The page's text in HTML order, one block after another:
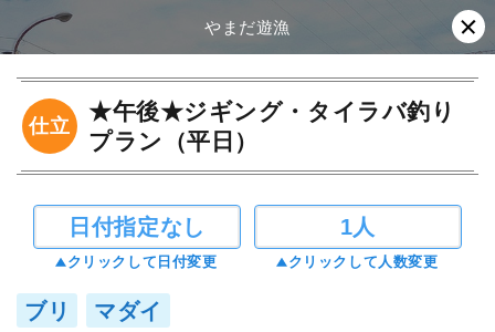
やまだ遊漁
仕立
★午後★ジギング・タイラバ釣り
プラン（平日）
日付指定なし
クリックして日付変更
1人
クリックして人数変更
ブリ マダイ